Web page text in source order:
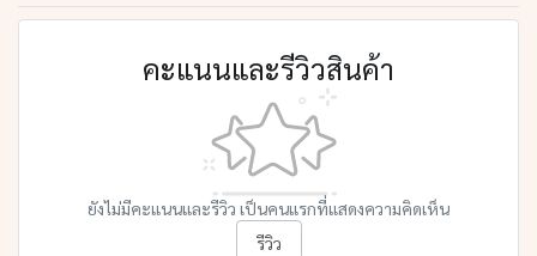
คะแนนและรีวิวสินค้า
ยังไม่มีคะแนนและรีวิว เป็นคนแรกที่แสดงความคิดเห็น
รีวิว